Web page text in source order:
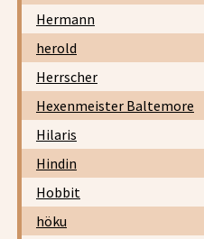
Hermann
herold
Herrscher
Hexenmeister Baltemore
Hilaris
Hindin
Hobbit
höku